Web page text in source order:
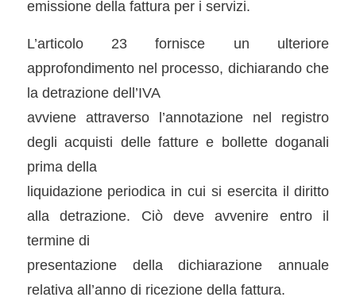
emissione della fattura per i servizi.
L’articolo 23 fornisce un ulteriore
approfondimento nel processo, dichiarando che
la detrazione dell’IVA
avviene attraverso l’annotazione nel registro
degli acquisti delle fatture e bollette doganali
prima della
liquidazione periodica in cui si esercita il diritto
alla detrazione. Ciò deve avvenire entro il
termine di
presentazione della dichiarazione annuale
relativa all’anno di ricezione della fattura.